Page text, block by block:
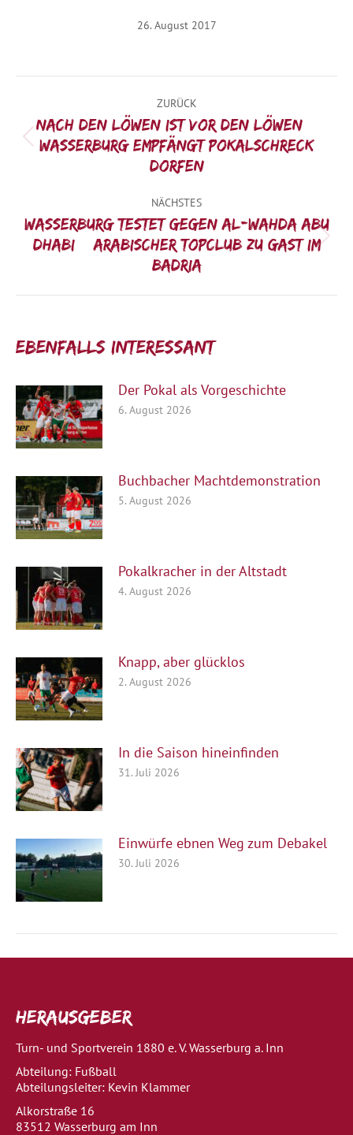
26. August 2017
ZURÜCK
Vorheriger
Beitrag:
Nach den Löwen ist vor den Löwen –
Wasserburg empfängt Pokalschreck
Dorfen
NÄCHSTES
Nächster
Beitrag:
Wasserburg testet gegen Al-Wahda Abu
Dhabi – Arabischer Topclub zu Gast im
Badria
Ebenfalls interessant:
Der Pokal als Vorgeschichte
6. August 2026
Buchbacher Machtdemonstration
5. August 2026
Pokalkracher in der Altstadt
4. August 2026
Knapp, aber glücklos
2. August 2026
In die Saison hineinfinden
31. Juli 2026
Einwürfe ebnen Weg zum Debakel
30. Juli 2026
Herausgeber
Turn- und Sportverein 1880 e. V. Wasserburg a. Inn
Abteilung: Fußball
Abteilungsleiter: Kevin Klammer
Alkorstraße 16
83512 Wasserburg am Inn